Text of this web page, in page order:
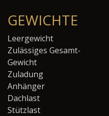
GEWICHTE
Leergewicht
Zulässiges Gesamt-
Gewicht
Zuladung
Anhänger
Dachlast
Stützlast